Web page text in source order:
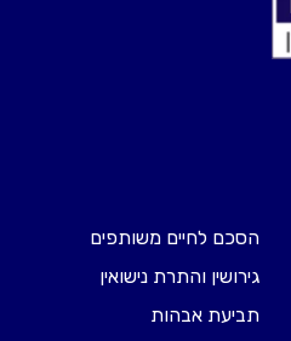
הסכם לחיים משותפים
גירושין והתרת נישואין
תביעת אבהות